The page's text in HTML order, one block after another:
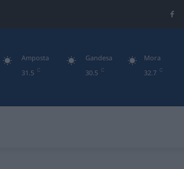
31.5 C
Amposta
30.5 C
Gandesa
32.7 C
Mora